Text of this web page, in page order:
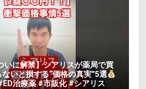
いに解禁】シアリスが薬局で買
ないと損する“価格の真実”5選
治療薬 #市販化 #シアリス